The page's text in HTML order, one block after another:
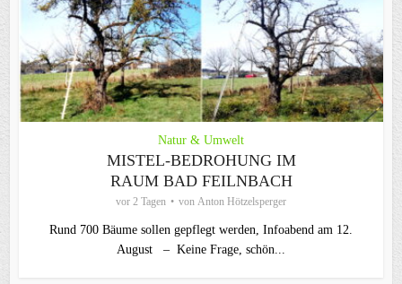
Natur & Umwelt
MISTEL-BEDROHUNG IM
RAUM BAD FEILNBACH
vor 2 Tagen von Anton Hötzelsperger
Rund 700 Bäume sollen gepflegt werden, Infoabend am 12.
August – Keine Frage, schön...